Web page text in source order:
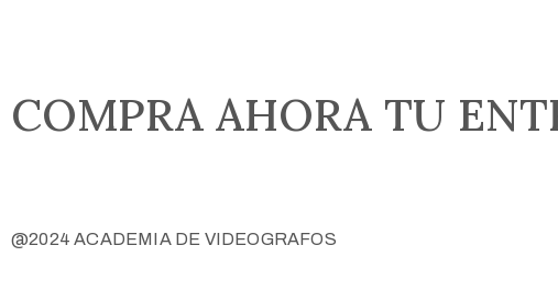
COMPRA AHORA TU
@2024 ACADEMIA DE VIDEOGRAFOS